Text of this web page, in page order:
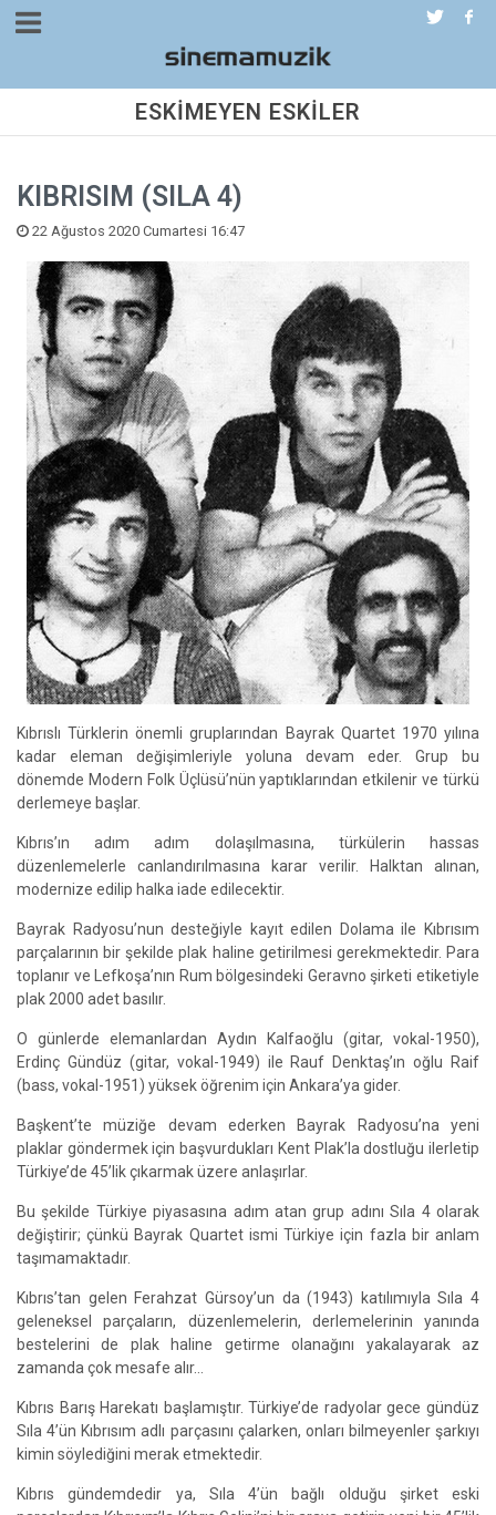
ESKİMEYEN ESKİLER
KIBRISIM (SILA 4)
22 Ağustos 2020 Cumartesi 16:47
Kıbrıslı Türklerin önemli gruplarından Bayrak Quartet 1970 yılına
kadar eleman değişimleriyle yoluna devam eder. Grup bu
dönemde Modern Folk Üçlüsü’nün yaptıklarından etkilenir ve türkü
derlemeye başlar.
Kıbrıs’ın adım adım dolaşılmasına, türkülerin hassas
düzenlemelerle canlandırılmasına karar verilir. Halktan alınan,
modernize edilip halka iade edilecektir.
Bayrak Radyosu’nun desteğiyle kayıt edilen Dolama ile Kıbrısım
parçalarının bir şekilde plak haline getirilmesi gerekmektedir. Para
toplanır ve Lefkoşa’nın Rum bölgesindeki Geravno şirketi etiketiyle
plak 2000 adet basılır.
O günlerde elemanlardan Aydın Kalfaoğlu (gitar, vokal-1950),
Erdinç Gündüz (gitar, vokal-1949) ile Rauf Denktaş’ın oğlu Raif
(bass, vokal-1951) yüksek öğrenim için Ankara’ya gider.
Başkent’te müziğe devam ederken Bayrak Radyosu’na yeni
plaklar göndermek için başvurdukları Kent Plak’la dostluğu ilerletip
Türkiye’de 45’lik çıkarmak üzere anlaşırlar.
Bu şekilde Türkiye piyasasına adım atan grup adını Sıla 4 olarak
değiştirir; çünkü Bayrak Quartet ismi Türkiye için fazla bir anlam
taşımamaktadır.
Kıbrıs’tan gelen Ferahzat Gürsoy’un da (1943) katılımıyla Sıla 4
geleneksel parçaların, düzenlemelerin, derlemelerinin yanında
bestelerini de plak haline getirme olanağını yakalayarak az
zamanda çok mesafe alır…
Kıbrıs Barış Harekatı başlamıştır. Türkiye’de radyolar gece gündüz
Sıla 4’ün Kıbrısım adlı parçasını çalarken, onları bilmeyenler şarkıyı
kimin söylediğini merak etmektedir.
Kıbrıs gündemdedir ya, Sıla 4’ün bağlı olduğu şirket eski